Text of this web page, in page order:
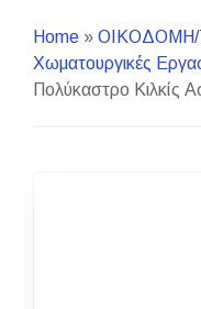
Home » ΟΙΚΟΔΟΜΗ/
Χωματουργικές
Πολύκαστρο Κιλκίς